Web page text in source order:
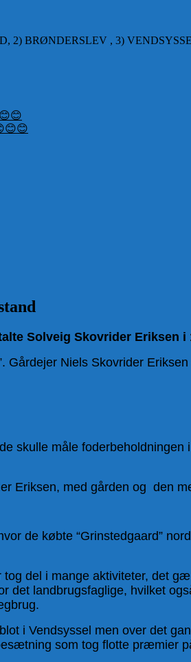
2) BRØNDERSLEV , 3)
Solveig Skovrider Eriksen i
Gårdejer Niels Skovrider
skulle måle
Eriksen, med gården og den
de købte “Grinstedgaard”
del i mange aktiviteter, det
det landbrugsfaglige, hvilket
i Vendsyssel men over det
som tog flotte præmier